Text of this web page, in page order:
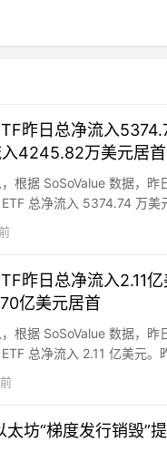
昨日总净流入
4245.82万美元居首
根据 SoSoValue 数据，昨
总净流入 5374.74 万美
ETF 为贝莱德（Blackrock
万美元，目前 ETHA 历史
昨日总净流入2.11
亿美元居首
根据 SoSoValue 数据，昨
总净流入 2.11 亿美元。
为贝莱德 (Blackrock）
目前 IBIT 历史总净流入达
太坊“梯度发行销毁”